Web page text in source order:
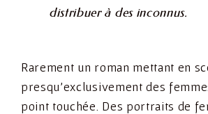
distribuer à des inconnus.
Rarement un roman mettant en
presqu’exclusivement des
point touchée. Des portraits de